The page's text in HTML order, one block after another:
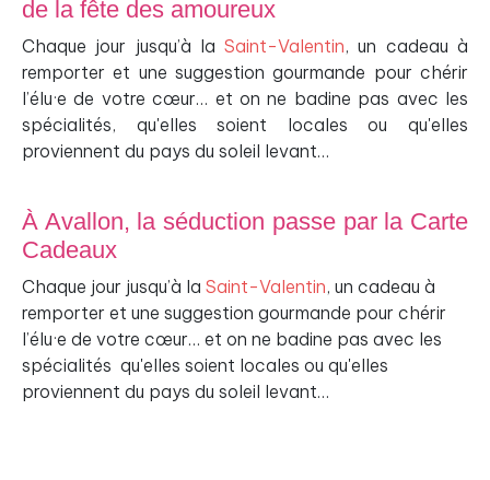
de la fête des amoureux
Chaque jour jusqu’à laSaint-Valentin, un cadeau à
remporter et une suggestion gourmande pour chérir
l’élu·e de votre cœur… et on ne badine pas avec les
spécialités, qu'elles soient locales ou qu'elles
proviennent du pays du soleil levant…
À Avallon, la séduction passe par la Carte
Cadeaux
Chaque jour jusqu’à la Saint-Valentin, un cadeau à
remporter et une suggestion gourmande pour chérir
l’élu·e de votre cœur… et on ne badine pas avec les
spécialités qu'elles soient locales ou qu'elles
proviennent du pays du soleil levant…